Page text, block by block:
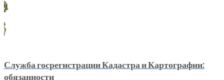
Служба госрегистрации Кадастра и Картографии:
обязанности